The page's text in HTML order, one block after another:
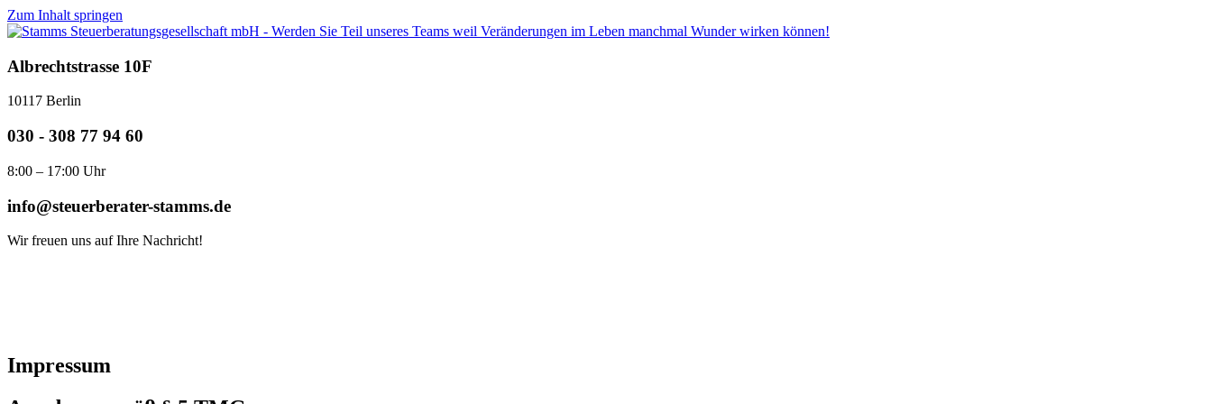
Zum Inhalt springen
Albrechtstrasse 10F
10117 Berlin
030 - 308 77 94 60
8:00 – 17:00 Uhr
info@steuerberater-stamms.de
Wir freuen uns auf Ihre Nachricht!
Impressum